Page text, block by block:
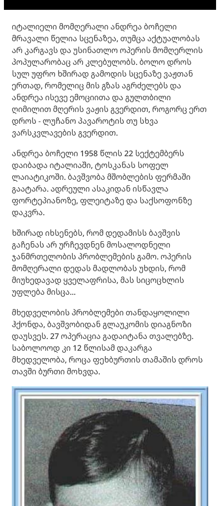
იტალიელი მომღერალი ანდრეა ბოჩელი
მრავალი წელია სცენაზეა, თუმცა აქტუალობას
არ კარგავს და უსინათლო ოპერის მომღერლის
პოპულარობაც არ კლებულობს. ბოლო დროს
სულ უფრო ხშირად გამოდის სცენაზე ვაჟთან
ერთად, რომელიც მის გზას აგრძელებს და
ანდრეა ისევე ემოციითა და გულთბილი
ღიმილით მღერის ვაჟის გვერდით, როგორც ერთ
დროს - ლუჩანო პავაროტის თუ სხვა
ვარსკვლავების გვერდით.
ანდრეა ბოჩელი 1958 წლის 22 სექტემბერს
დაიბადა იტალიაში, ტოსკანას სოფელ
ლაიატიკოში. ბავშვობა მშობლების ფერმაში
გაატარა. ადრეული ასაკიდან ისწავლა
ფორტეპიანოზე, ფლეიტაზე და საქსოფონზე
დაკვრა.
ხშირად იხსენებს, რომ დედამისს ბავშვის
გაჩენას არ ურჩევდნენ მოსალოდნელი
ჯანმრთელობის პრობლემების გამო. ოპერის
მომღერალი დედას მადლობას უხდის, რომ
მიუხედავად ყველაფრისა, მას სიცოცხლის
უფლება მისცა...
მხედველობის პრობლემები თანდაყოლილი
ჰქონდა, ბავშვობიდან გლაუკომის დიაგნოზი
დაუსვეს. 27 ოპერაცია გადაიტანა თვალებზე.
საბოლოოდ კი 12 წლისამ დაკარგა
მხედველობა, როცა ფეხბურთის თამაშის დროს
თავში ბურთი მოხვდა.